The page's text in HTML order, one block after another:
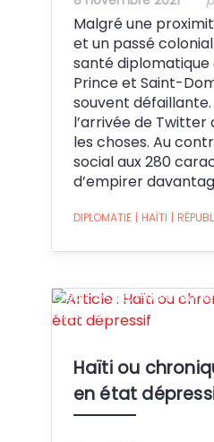
Malgré une
et un passé
santé
Prince et Saint-
souvent défaillante.
l’arrivée de Twitter
les choses. Au
social aux 280
d’empirer
DIPLOMATIE | HAÏTI |
Crédit: ©-Jean-Marc-
Nouvelliste
Haïti ou
en état